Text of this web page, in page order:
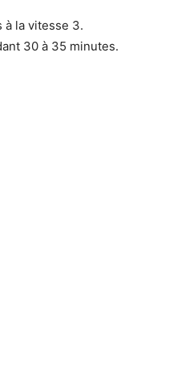
à la vitesse 3.
30 à 35 minutes.